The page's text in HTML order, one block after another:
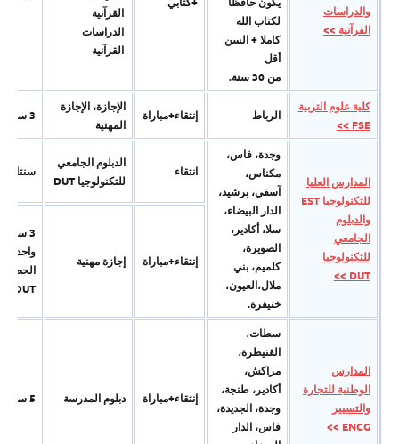
والدراسات
القرآنية >>
لكتاب الله
كاملا + السن
أقل
من 30 سنة.
القرآنية
الدراسات
القرآنية
كلية علوم التربية
FSE >>
الرباط إنتقاء+مباراة
الإجازة، الإجازة
المھنیة
3 سنوات
المدارس العليا
للتكنولوجيا EST
والدبلوم
الجامعي
للتكنولوجيا
DUT >>
وجدة، فاس،
مكناس،
آسفي، برشید،
الدار البيضاء،
سلا، أكادیر،
الصویرة،
كلمیم، بني
ملال،العیون،
خنیفرة.
انتقاء
الدبلوم الجامعي
للتكنولوجيا DUT
سنتان
إنتقاء+مباراة إجازة مھنیة
3
واحدة
DUT)
المدارس
الوطنية للتجارة
والتسيير
ENCG >>
سطات،
القنیطرة،
مراكش،
أكادیر، طنجة،
وجدة، الجدیدة،
فاس، الدار
إنتقاء+مباراة دبلوم المدرسة 5 سنوات